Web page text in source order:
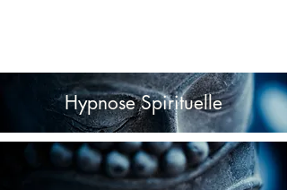
Hypnose Spirituelle